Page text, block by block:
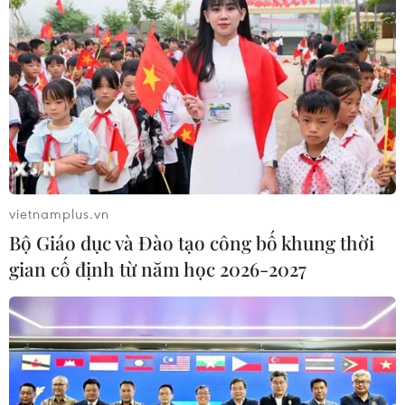
Quảng Trị quyết tâm bàn giao sớm
mặt bằng Dự án Nhà máy điện gió
LIG-Hướng Hóa 1
08/08/2026 02:33
Áp thấp nhiệt đới đổi hướng trên
vùng biển phía Đông khu vực vịnh
Bắc Bộ
07/08/2026 23:29
Campuchia nỗ lực bảo tồn động vật
hoang dã trước nguy cơ tuyệt chủng
07/08/2026 22:45
vietnamplus.vn
Bộ Giáo dục và Đào tạo công bố khung thời
gian cố định từ năm học 2026-2027